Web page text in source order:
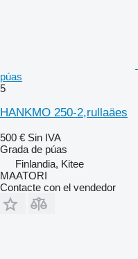
púas
5
HANKMO 250-2,rullaäes
500 € Sin IVA
Grada de púas
Finlandia, Kitee
MAATORI
Contacte con el vendedor